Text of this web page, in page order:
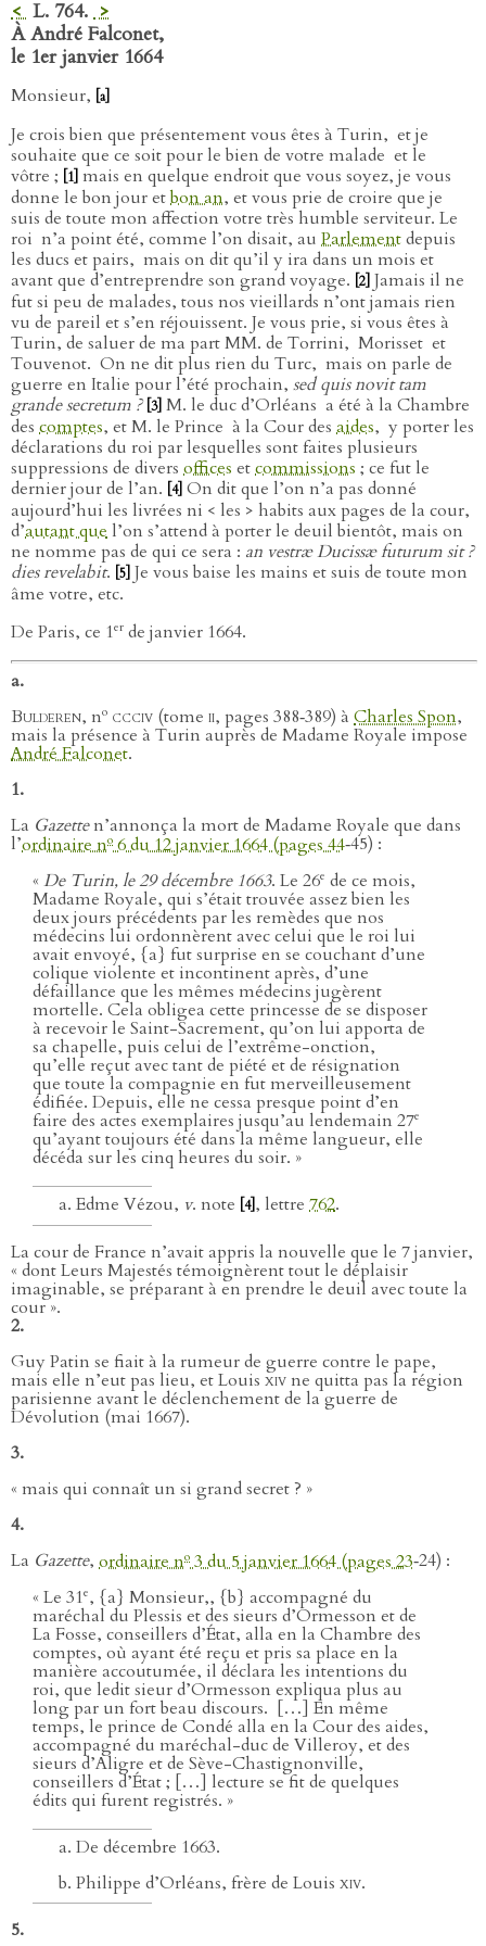
< L. 764. >
À André Falconet,
le 1er janvier 1664
Monsieur, [a]
Je crois bien que présentement vous êtes à Turin, et je
souhaite que ce soit pour le bien de votre malade et le
vôtre ;
[1] mais en quelque endroit que vous soyez, je vous
donne le bon jour etbon an, et vous prie de croire que je
suis de toute mon affection votre très humble serviteur. Le
roi n’a point été, comme l’on disait, au Parlementdepuis
les ducs et pairs, mais on dit qu’il y ira dans un mois et
avant que d’entreprendre son grand voyage. [2] Jamais il ne
fut si peu de malades, tous nos vieillards n’ont jamais rien
vu de pareil et s’en réjouissent. Je vous prie, si vous êtes à
Turin, de saluer de ma part MM. de Torrini, Morisset et
Touvenot. On ne dit plus rien du Turc, mais on parle de
guerre en Italie pour l’été prochain, sed quis novit tam
grande secretum ? [3] M. le duc d’Orléans a été à la Chambre
des comptes, et M. le Prince à la Cour des aides, y porter les
déclarations du roi par lesquelles sont faites plusieurs
suppressions de divers offices etcommissions ; ce fut le
dernier jour de l’an. [4] On dit que l’on n’a pas donné
aujourd’hui les livrées ni < les > habits aux pages de la cour,
d’autant quel’on s’attend à porter le deuil bientôt, mais on
ne nomme pas de qui ce sera : an vestræ Ducissæ futurum sit ?
dies revelabit. [5] Je vous baise les mains et suis de toute mon
âme votre, etc.
De Paris, ce 1er de janvier 1664.
a.
Bulderen, no ccciv (tome ii, pages 388‑389) à Charles Spon,
mais la présence à Turin auprès de Madame Royale impose
André Falconet.
1.
La Gazetten’annonça la mort de Madame Royale que dans
l’ordinaire no6 du 12 janvier 1664 (pages 44‑45) :
« De Turin, le 29 décembre 1663. Le 26e de ce mois,
Madame Royale, qui s’était trouvée assez bien les
deux jours précédents par les remèdes que nos
médecins lui ordonnèrent avec celui que le roi lui
avait envoyé, {a} fut surprise en se couchant d’une
colique violente et incontinent après, d’une
défaillance que les mêmes médecins jugèrent
mortelle. Cela obligea cette princesse de se disposer
à recevoir le Saint-Sacrement, qu’on lui apporta de
sa chapelle, puis celui de l’extrême-onction,
qu’elle reçut avec tant de piété et de résignation
que toute la compagnie en fut merveilleusement
édifiée. Depuis, elle ne cessa presque point d’en
faire des actes exemplaires jusqu’au lendemain 27e
qu’ayant toujours été dans la même langueur, elle
décéda sur les cinq heures du soir. »
Edme Vézou, v. note [4], lettre 762.
La cour de France n’avait appris la nouvelle que le 7 janvier,
« dont Leurs Majestés témoignèrent tout le déplaisir
imaginable, se préparant à en prendre le deuil avec toute la
cour ».
2.
Guy Patin se fiait à la rumeur de guerre contre le pape,
mais elle n’eut pas lieu, et Louis xivne quitta pas la région
parisienne avant le déclenchement de la guerre de
Dévolution (mai 1667).
3.
« mais qui connaît un si grand secret ? »
4.
La Gazette, ordinaire no3 du 5 janvier 1664 (pages 23‑24) :
« Le 31e, {a} Monsieur,, {b} accompagné du
maréchal du Plessis et des sieurs d’Ormesson et de
La Fosse, conseillers d’État, alla en la Chambre des
comptes, où ayant été reçu et pris sa place en la
manière accoutumée, il déclara les intentions du
roi, que ledit sieur d’Ormesson expliqua plus au
long par un fort beau discours. […] En même
temps, le prince de Condé alla en la Cour des aides,
accompagné du maréchal-duc de Villeroy, et des
sieurs d’Aligre et de Sève-Chastignonville,
conseillers d’État ; […] lecture se fit de quelques
édits qui furent registrés. »
De décembre 1663.
Philippe d’Orléans, frère de Louis xiv.
5.